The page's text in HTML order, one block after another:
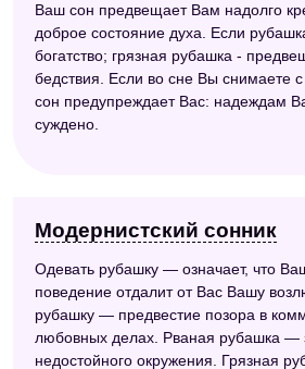
Ваш сон предвещает Вам надолго
доброе состояние духа. Если
богатство; грязная рубашка -
бедствия. Если во сне Вы снимаете
сон предупреждает Вас: надеждам
суждено.
Модернистский сонник
Одевать рубашку — означает, что
поведение отдалит от Вас Вашу
рубашку — предвестие позора в
любовных делах. Рваная рубашка —
недостойного окружения. Грязная